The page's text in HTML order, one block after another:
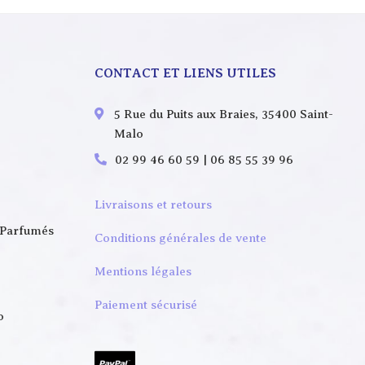
CONTACT ET LIENS UTILES
5 Rue du Puits aux Braies, 35400 Saint-
Malo
02 99 46 60 59 | 06 85 55 39 96
Livraisons et retours
Conditions générales de vente
Mentions légales
Paiement sécurisé